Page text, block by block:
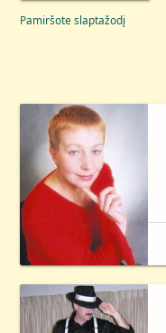
Pamiršote slaptažodį